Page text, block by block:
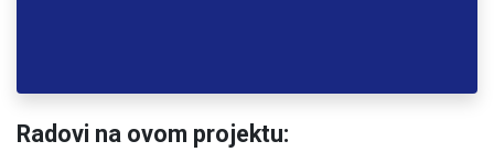
Radovi na ovom projektu: